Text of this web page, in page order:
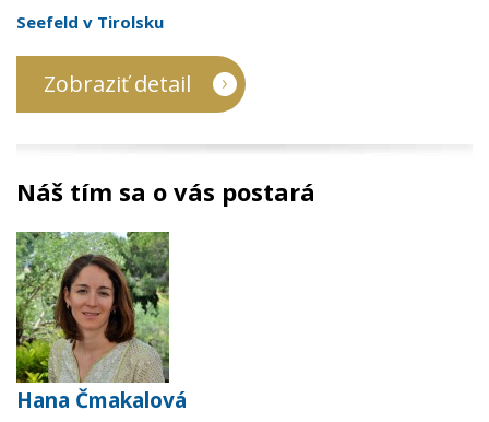
Seefeld v Tirolsku
Zobraziť detail
Náš tím sa o vás postará
Hana Čmakalová